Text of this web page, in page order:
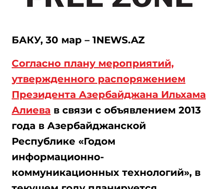
БАКУ, 30 мар – 1NEWS.AZ
Согласно плану мероприятий,
утвержденного распоряжением
Президента Азербайджана Ильхама
Алиева в связи с объявлением 2013
года в Азербайджанской
Республике «Годом
информационно-
коммуникационных технологий», в